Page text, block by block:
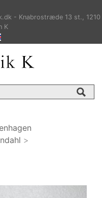
- Knabrostræde 13 st., 1210
K
>